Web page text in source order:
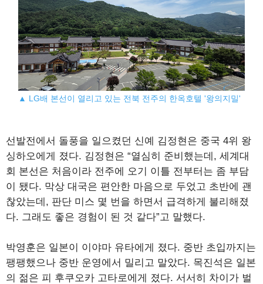
▲ LG배 본선이 열리고 있는 전북 전주의 한옥호텔 '왕의지밀'
선발전에서 돌풍을 일으켰던 신예 김정현은 중국 4위 왕
싱하오에게 졌다. 김정현은 “열심히 준비했는데, 세계대
회 본선은 처음이라 전주에 오기 이틀 전부터는 좀 부담
이 됐다. 막상 대국은 편안한 마음으로 두었고 초반에 괜
찮았는데, 판단 미스 몇 번을 하면서 급격하게 불리해졌
다. 그래도 좋은 경험이 된 것 같다”고 말했다.
박영훈은 일본이 이야마 유타에게 졌다. 중반 초입까지는
팽팽했으나 중반 운영에서 밀리고 말았다. 목진석은 일본
의 젊은 피 후쿠오카 고타로에게 졌다. 서서히 차이가 벌